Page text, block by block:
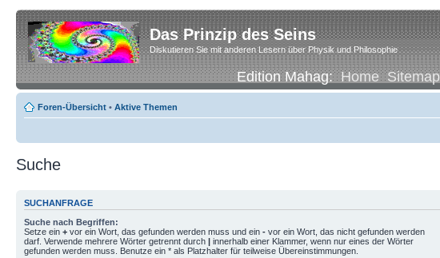
Das Prinzip des Seins
Diskutieren Sie mit anderen Lesern über Physik und Philosophie
Edition Mahag:Home Sitemap
Foren-Übersicht • Aktive Themen
Suche
SUCHANFRAGE
Suche nach Begriffen:
Setze ein + vor ein Wort, das gefunden werden muss und ein - vor ein Wort, das nicht gefunden werden
darf. Verwende mehrere Wörter getrennt durch | innerhalb einer Klammer, wenn nur eines der Wörter
gefunden werden muss. Benutze ein * als Platzhalter für teilweise Übereinstimmungen.